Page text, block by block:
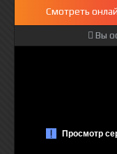
Смотреть
Вы